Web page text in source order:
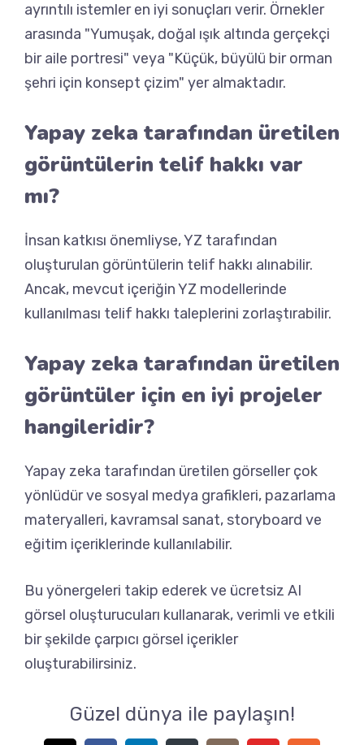
ayrıntılı istemler en iyi sonuçları verir. Örnekler
arasında "Yumuşak, doğal ışık altında gerçekçi
bir aile portresi" veya "Küçük, büyülü bir orman
şehri için konsept çizim" yer almaktadır.
Yapay zeka tarafından üretilen
görüntülerin telif hakkı var
mı?
İnsan katkısı önemliyse, YZ tarafından
oluşturulan görüntülerin telif hakkı alınabilir.
Ancak, mevcut içeriğin YZ modellerinde
kullanılması telif hakkı taleplerini zorlaştırabilir.
Yapay zeka tarafından üretilen
görüntüler için en iyi projeler
hangileridir?
Yapay zeka tarafından üretilen görseller çok
yönlüdür ve sosyal medya grafikleri, pazarlama
materyalleri, kavramsal sanat, storyboard ve
eğitim içeriklerinde kullanılabilir.
Bu yönergeleri takip ederek ve ücretsiz AI
görsel oluşturucuları kullanarak, verimli ve etkili
bir şekilde çarpıcı görsel içerikler
oluşturabilirsiniz.
Güzel dünya ile paylaşın!